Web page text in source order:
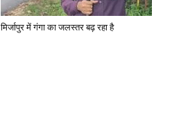
मिर्जापुर में गंगा का जलस्तर बढ़ रहा है